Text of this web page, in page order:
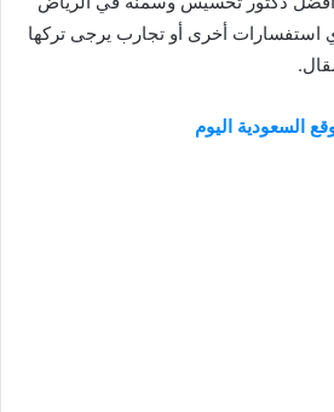
استفسارات أخرى أو تجارب يرجى تركها
السعودية اليوم